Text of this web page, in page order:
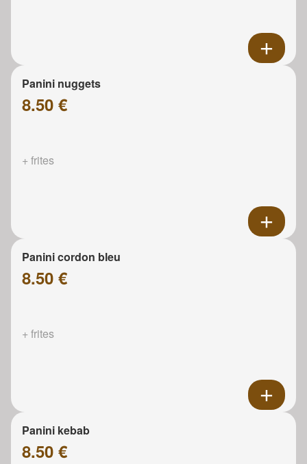
Panini nuggets
8.50 €
+ frites
Panini cordon bleu
8.50 €
+ frites
Panini kebab
8.50 €